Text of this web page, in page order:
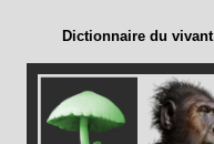
Dictionnaire du vivant